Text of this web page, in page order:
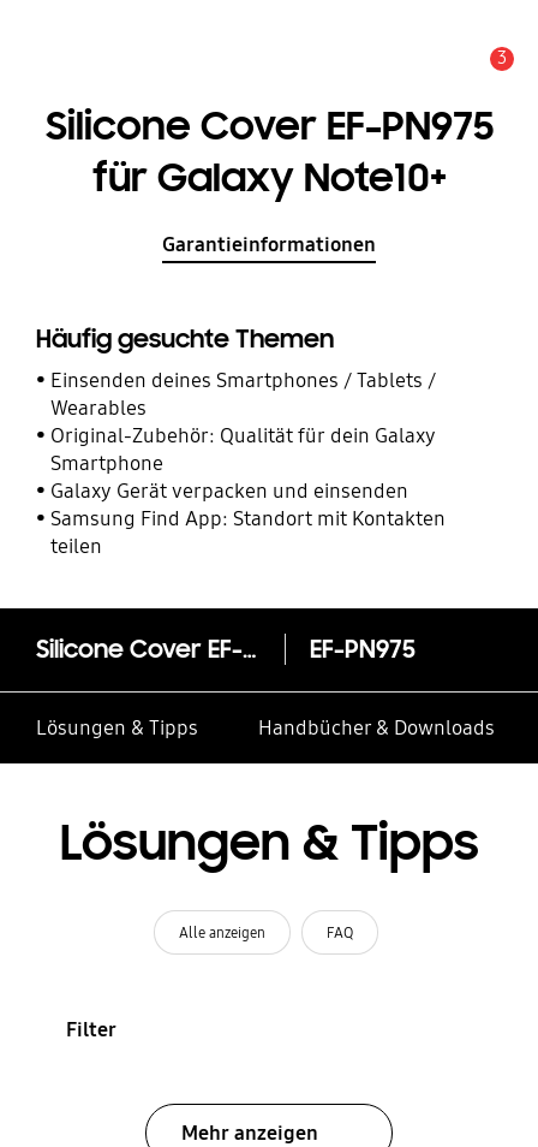
3
Silicone Cover EF-PN975
für Galaxy Note10+
Garantieinformationen
Häufig gesuchte Themen
Einsenden deines Smartphones / Tablets /
Wearables
Original-Zubehör: Qualität für dein Galaxy
Smartphone
Galaxy Gerät verpacken und einsenden
Samsung Find App: Standort mit Kontakten
teilen
Silicone Cover EF-PN975 für Galaxy Note10+ EF-PN975
Lösungen & Tipps Handbücher & Downloads
Lösungen & Tipps
Alle anzeigen FAQ
Filter
Mehr anzeigen